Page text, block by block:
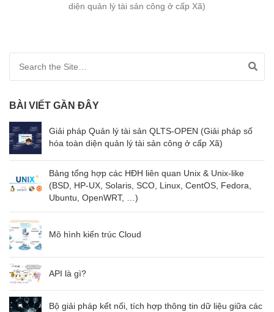
diện quản lý tài sản công ở cấp Xã)
BÀI VIẾT GẦN ĐÂY
Giải pháp Quản lý tài sản QLTS-OPEN (Giải pháp số
hóa toàn diện quản lý tài sản công ở cấp Xã)
Bảng tổng hợp các HĐH liên quan Unix & Unix-like
(BSD, HP-UX, Solaris, SCO, Linux, CentOS, Fedora,
Ubuntu, OpenWRT, …)
Mô hình kiến trúc Cloud
API là gì?
Bộ giải pháp kết nối, tích hợp thông tin dữ liệu giữa các